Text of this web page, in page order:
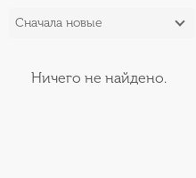
Сначала новые
Ничего не найдено.